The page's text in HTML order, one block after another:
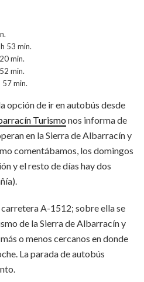
53 min.
min.
min.
57 min.
opción de ir en autobús desde
Turismo nos informa de
en la Sierra de Albarracín y
comentábamos, los domingos
y el resto de días hay dos
A-1512; sobre ella se
de la Sierra de Albarracín y
o menos cercanos en donde
La parada de autobús